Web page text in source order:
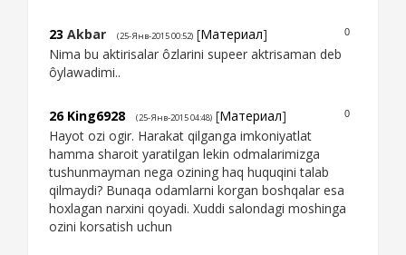
0
23 Akbar (25-Янв-2015 00:52) [Материал]
Nima bu aktirisalar ôzlarini supeer aktrisaman deb
ôylawadimi..
0
26 King6928 (25-Янв-2015 04:48) [Материал]
Hayot ozi ogir. Harakat qilganga imkoniyatlat
hamma sharoit yaratilgan lekin odmalarimizga
tushunmayman nega ozining haq huquqini talab
qilmaydi? Bunaqa odamlarni korgan boshqalar esa
hoxlagan narxini qoyadi. Xuddi salondagi moshinga
ozini korsatish uchun